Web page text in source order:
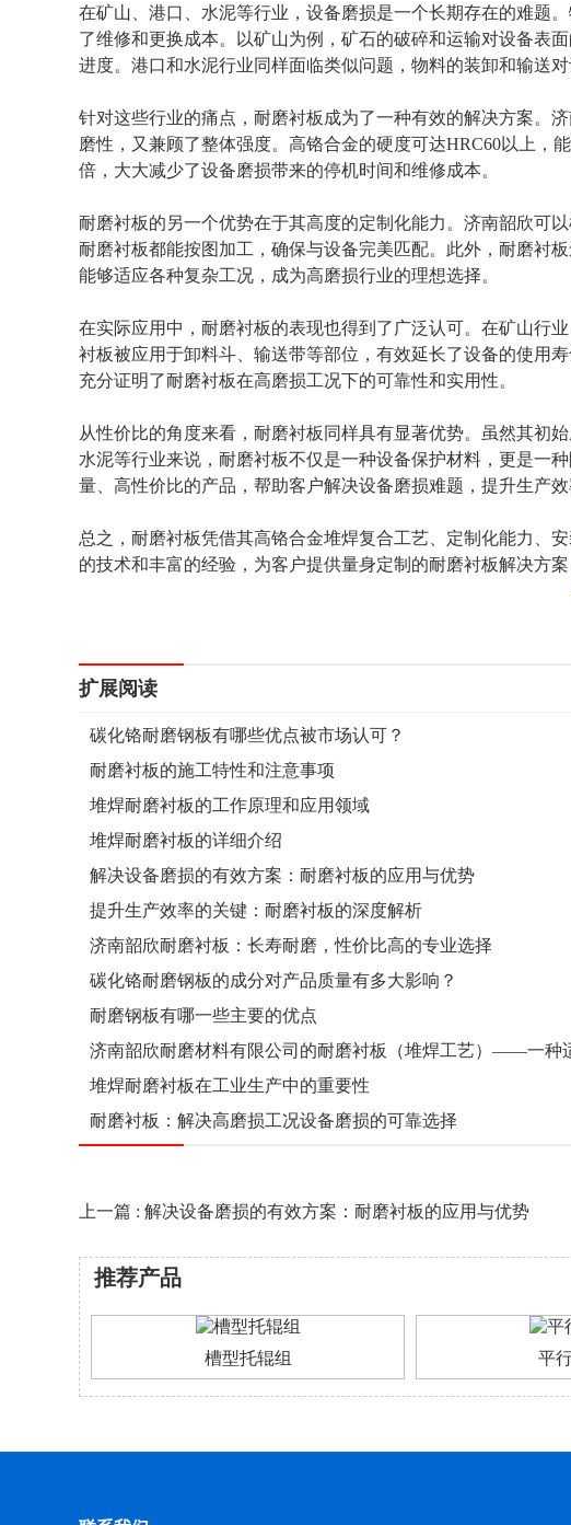
在矿山、港口、水泥等行业，设备磨损是一个长期存在的难题
了维修和更换成本。以矿山为例，矿石的破碎和运输对设备表
进度。港口和水泥行业同样面临类似问题，物料的装卸和输送
针对这些行业的痛点，耐磨衬板成为了一种有效的解决方案。
磨性，又兼顾了整体强度。高铬合金的硬度可达HRC60以上，
倍，大大减少了设备磨损带来的停机时间和维修成本。
耐磨衬板的另一个优势在于其高度的定制化能力。济南韶欣可
耐磨衬板都能按图加工，确保与设备完美匹配。此外，耐磨衬
能够适应各种复杂工况，成为高磨损行业的理想选择。
在实际应用中，耐磨衬板的表现也得到了广泛认可。在矿山行
衬板被应用于卸料斗、输送带等部位，有效延长了设备的使用
充分证明了耐磨衬板在高磨损工况下的可靠性和实用性。
从性价比的角度来看，耐磨衬板同样具有显著优势。虽然其初
水泥等行业来说，耐磨衬板不仅是一种设备保护材料，更是一
量、高性价比的产品，帮助客户解决设备磨损难题，提升生产
总之，耐磨衬板凭借其高铬合金堆焊复合工艺、定制化能力、
的技术和丰富的经验，为客户提供量身定制的耐磨衬板解决方
扩展阅读
碳化铬耐磨钢板有哪些优点被市场认可？
耐磨衬板的施工特性和注意事项
堆焊耐磨衬板的工作原理和应用领域
堆焊耐磨衬板的详细介绍
解决设备磨损的有效方案：耐磨衬板的应用与优势
提升生产效率的关键：耐磨衬板的深度解析
济南韶欣耐磨衬板：长寿耐磨，性价比高的专业选择
碳化铬耐磨钢板的成分对产品质量有多大影响？
耐磨钢板有哪一些主要的优点
济南韶欣耐磨材料有限公司的耐磨衬板（堆焊工艺）——一种
堆焊耐磨衬板在工业生产中的重要性
耐磨衬板：解决高磨损工况设备磨损的可靠选择
上一篇 : 解决设备磨损的有效方案：耐磨衬板的应用与优势
推荐产品
槽型托辊组 平